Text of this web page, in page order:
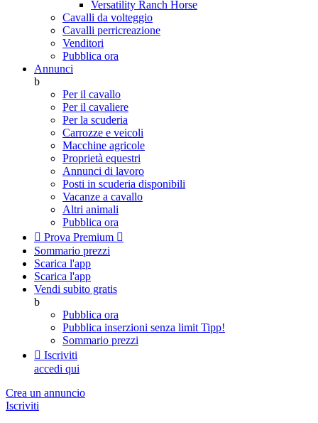
Versatility Ranch Horse
Cavalli da volteggio
Cavalli perricreazione
Venditori
Pubblica ora
Annunci
b
Per il cavallo
Per il cavaliere
Per la scuderia
Carrozze e veicoli
Macchine agricole
Proprietà equestri
Annunci di lavoro
Posti in scuderia disponibili
Vacanze a cavallo
Altri animali
Pubblica ora
 Prova Premium 
Sommario prezzi
Scarica l'app
Scarica l'app
Vendi subito gratis
b
Pubblica ora
Pubblica inserzioni senza limit Tipp!
Sommario prezzi
 Iscriviti
accedi qui
Crea un annuncio
Iscriviti